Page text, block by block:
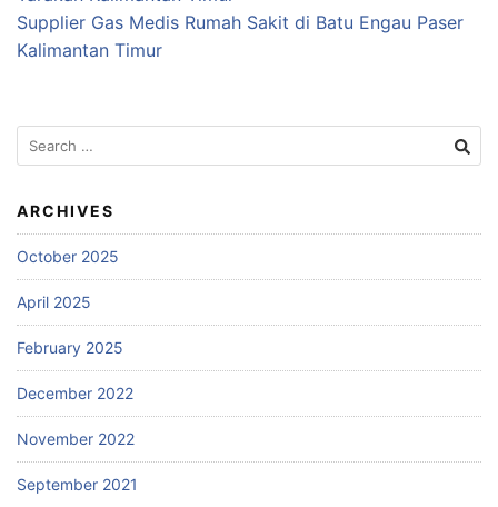
Supplier Gas Medis Rumah Sakit di Batu Engau Paser
Kalimantan Timur
Search
for:
ARCHIVES
October 2025
April 2025
February 2025
December 2022
November 2022
September 2021